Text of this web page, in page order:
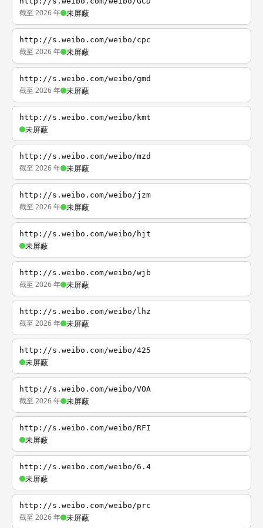
截至 2026 年 未屏蔽
http://s.weibo.com/weibo/cpc
截至 2026 年 未屏蔽
http://s.weibo.com/weibo/gmd
截至 2026 年 未屏蔽
http://s.weibo.com/weibo/kmt
未屏蔽
http://s.weibo.com/weibo/mzd
截至 2026 年 未屏蔽
http://s.weibo.com/weibo/jzm
截至 2026 年 未屏蔽
http://s.weibo.com/weibo/hjt
未屏蔽
http://s.weibo.com/weibo/wjb
截至 2026 年 未屏蔽
http://s.weibo.com/weibo/lhz
截至 2026 年 未屏蔽
http://s.weibo.com/weibo/425
未屏蔽
http://s.weibo.com/weibo/VOA
截至 2026 年 未屏蔽
http://s.weibo.com/weibo/RFI
未屏蔽
http://s.weibo.com/weibo/6.4
未屏蔽
http://s.weibo.com/weibo/prc
截至 2026 年 未屏蔽